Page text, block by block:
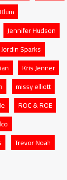
Jennifer Hudson
Jordin Sparks
Kris Jenner
missy elliott
ROC & ROE
Trevor Noah